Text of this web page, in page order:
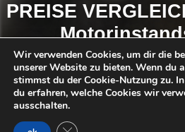
PREISE
MERCEDES B-
170
So findest du das
Wir verwenden Cookies, um dir die
unserer Website zu bieten. Wenn du
stimmst du der Cookie-Nutzung zu.
du erfahren, welche Cookies wir
ausschalten.
GDPR Cookie-Banner